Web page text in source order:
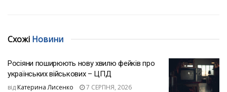
Схожі Новини
Росіяни поширюють нову хвилю фейків про
українських військових – ЦПД
від Катерина Лисенко 7 СЕРПНЯ, 2026